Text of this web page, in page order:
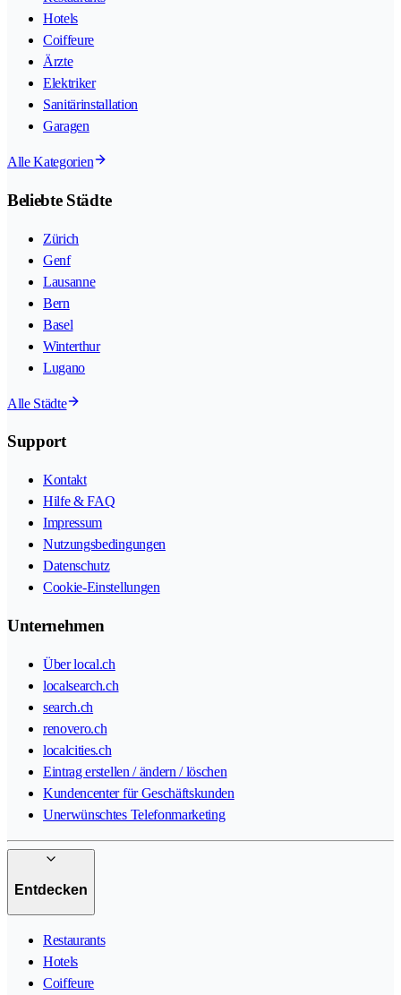
Hotels
Coiffeure
Ärzte
Elektriker
Sanitärinstallation
Garagen
Alle Kategorien
Beliebte Städte
Zürich
Genf
Lausanne
Bern
Basel
Winterthur
Lugano
Alle Städte
Support
Kontakt
Hilfe & FAQ
Impressum
Nutzungsbedingungen
Datenschutz
Cookie-Einstellungen
Unternehmen
Über local.ch
localsearch.ch
search.ch
renovero.ch
localcities.ch
Eintrag erstellen / ändern / löschen
Kundencenter für Geschäftskunden
Unerwünschtes Telefonmarketing
Entdecken
Restaurants
Hotels
Coiffeure